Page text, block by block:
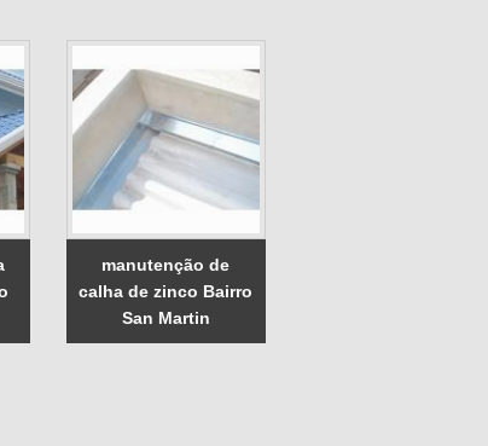
manutenção de
calha de zinco Bairro
San Martin